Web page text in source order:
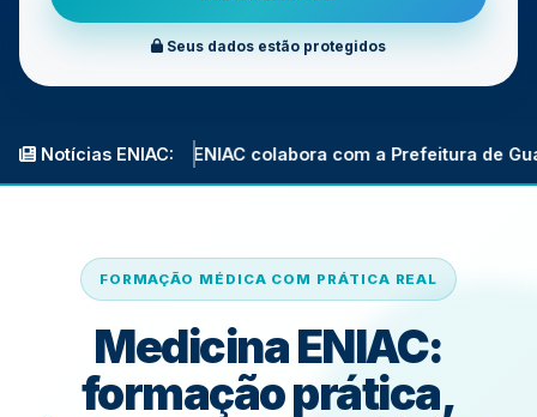
Seus dados estão protegidos
Notícias ENIAC:
ENIAC colabora com a Prefeitura de Guarulhos na
FORMAÇÃO MÉDICA COM PRÁTICA REAL
Medicina ENIAC:
formação prática,